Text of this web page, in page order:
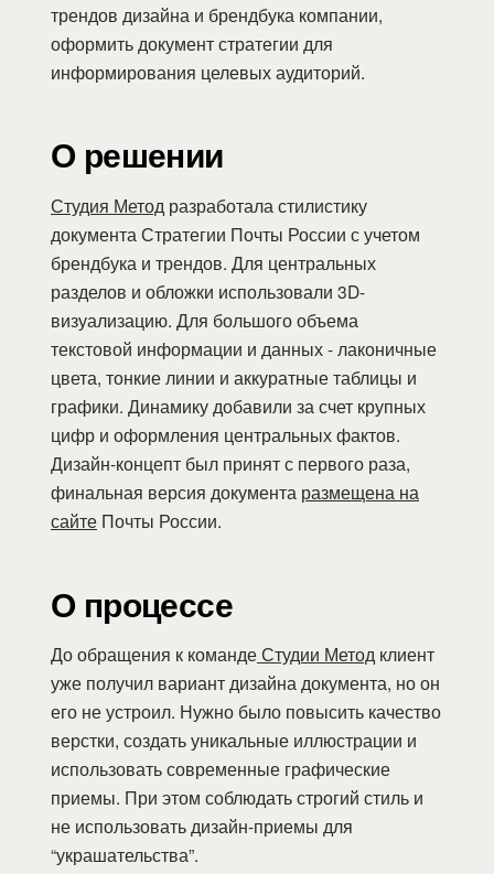
трендов дизайна и брендбука компании,
оформить документ стратегии для
информирования целевых аудиторий.
О решении
Студия Метод разработала стилистику
документа Стратегии Почты России с учетом
брендбука и трендов. Для центральных
разделов и обложки использовали 3D-
визуализацию. Для большого объема
текстовой информации и данных - лаконичные
цвета, тонкие линии и аккуратные таблицы и
графики. Динамику добавили за счет крупных
цифр и оформления центральных фактов.
Дизайн-концепт был принят с первого раза,
финальная версия документа размещена на
сайте Почты России.
О процессе
До обращения к командеСтудии Метод клиент
уже получил вариант дизайна документа, но он
его не устроил. Нужно было повысить качество
верстки, создать уникальные иллюстрации и
использовать современные графические
приемы. При этом соблюдать строгий стиль и
не использовать дизайн-приемы для
“украшательства”.